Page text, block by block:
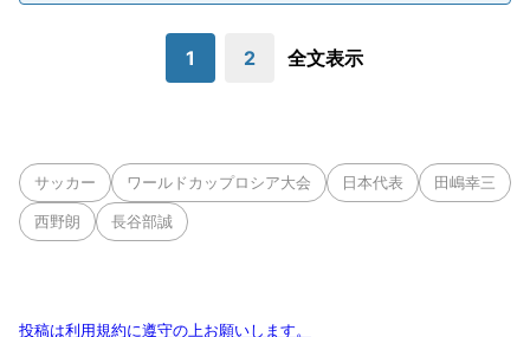
1 2 全文表示
サッカー ワールドカップロシア大会 日本代表 田嶋幸三
西野朗 長谷部誠